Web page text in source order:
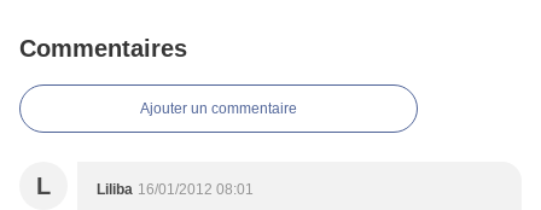
Commentaires
Ajouter un commentaire
L Liliba 16/01/2012 08:01